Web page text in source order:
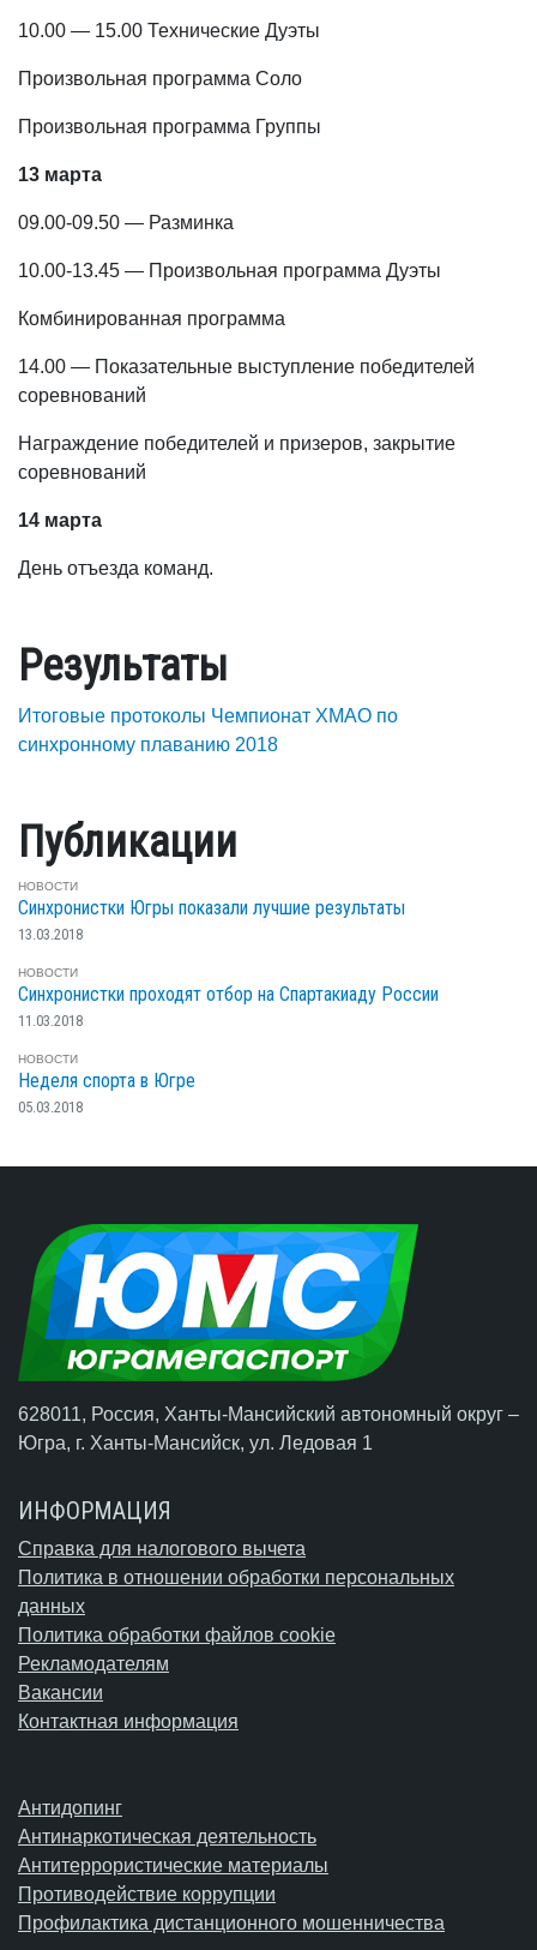
10.00 — 15.00 Технические Дуэты
Произвольная программа Соло
Произвольная программа Группы
13 марта
09.00-09.50 — Разминка
10.00-13.45 — Произвольная программа Дуэты
Комбинированная программа
14.00 — Показательные выступление победителей
соревнований
Награждение победителей и призеров, закрытие
соревнований
14 марта
День отъезда команд.
Результаты
Итоговые протоколы Чемпионат ХМАО по
синхронному плаванию 2018
Публикации
НОВОСТИ
Синхронистки Югры показали лучшие результаты
13.03.2018
НОВОСТИ
Синхронистки проходят отбор на Спартакиаду России
11.03.2018
НОВОСТИ
Неделя спорта в Югре
05.03.2018
628011, Россия, Ханты-Мансийский автономный округ –
Югра, г. Ханты-Мансийск, ул. Ледовая 1
ИНФОРМАЦИЯ
Справка для налогового вычета
Политика в отношении обработки персональных
данных
Политика обработки файлов cookie
Рекламодателям
Вакансии
Контактная информация
Антидопинг
Антинаркотическая деятельность
Антитеррористические материалы
Противодействие коррупции
Профилактика дистанционного мошенничества